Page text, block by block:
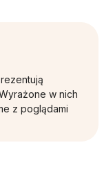
w nich
z poglądami